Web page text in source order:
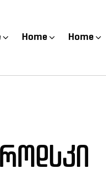
Home Home